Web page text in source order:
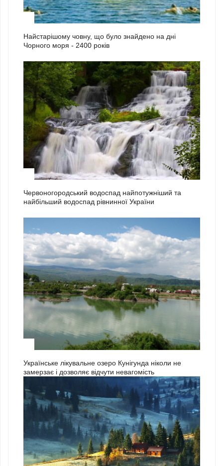
Найстарішому човну, що було знайдено на дні
Чорного моря - 2400 років
Червоногородський водоспад найпотужніший та
найбільший водоспад рівнинної України
Українське лікувальне озеро Кунігунда ніколи не
замерзає і дозволяє відчути невагомість